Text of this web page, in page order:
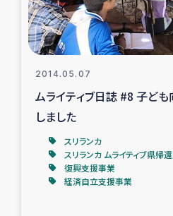
ふりかけ普及と食生活改
フェアトレ
緊急支
2014.05.07
ムライティブ日誌 #8 子ど
しました
スリランカ
スリランカ ムライティブ県帰
復興支援事業
経済自立支援事業